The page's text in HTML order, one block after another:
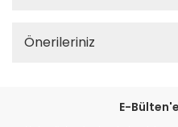
Önerileriniz
E-